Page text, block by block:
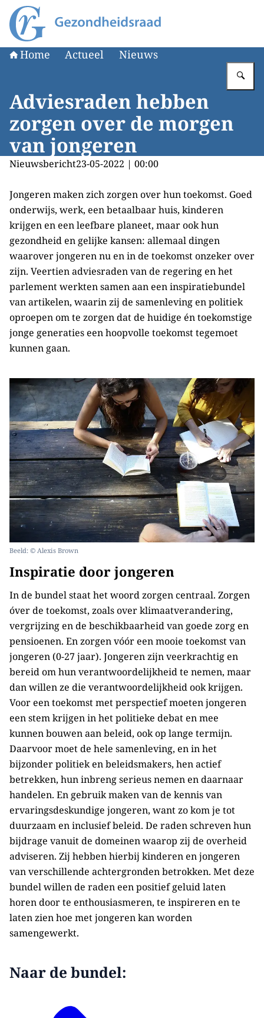
Naar de homepage van Gezondheidsraad
Home Actueel Nieuws
Adviesraden hebben
zorgen over de morgen
van jongeren
Nieuwsbericht23-05-2022 | 00:00
Jongeren maken zich zorgen over hun toekomst. Goed
onderwijs, werk, een betaalbaar huis, kinderen
krijgen en een leefbare planeet, maar ook hun
gezondheid en gelijke kansen: allemaal dingen
waarover jongeren nu en in de toekomst onzeker over
zijn. Veertien adviesraden van de regering en het
parlement werkten samen aan een inspiratiebundel
van artikelen, waarin zij de samenleving en politiek
oproepen om te zorgen dat de huidige én toekomstige
jonge generaties een hoopvolle toekomst tegemoet
kunnen gaan.
Beeld: © Alexis Brown
Inspiratie door jongeren
In de bundel staat het woord zorgen centraal. Zorgen
óver de toekomst, zoals over klimaatverandering,
vergrijzing en de beschikbaarheid van goede zorg en
pensioenen. En zorgen vóór een mooie toekomst van
jongeren (0-27 jaar). Jongeren zijn veerkrachtig en
bereid om hun verantwoordelijkheid te nemen, maar
dan willen ze die verantwoordelijkheid ook krijgen.
Voor een toekomst met perspectief moeten jongeren
een stem krijgen in het politieke debat en mee
kunnen bouwen aan beleid, ook op lange termijn.
Daarvoor moet de hele samenleving, en in het
bijzonder politiek en beleidsmakers, hen actief
betrekken, hun inbreng serieus nemen en daarnaar
handelen. En gebruik maken van de kennis van
ervaringsdeskundige jongeren, want zo kom je tot
duurzaam en inclusief beleid. De raden schreven hun
bijdrage vanuit de domeinen waarop zij de overheid
adviseren. Zij hebben hierbij kinderen en jongeren
van verschillende achtergronden betrokken. Met deze
bundel willen de raden een positief geluid laten
horen door te enthousiasmeren, te inspireren en te
laten zien hoe met jongeren kan worden
samengewerkt.
Naar de bundel: